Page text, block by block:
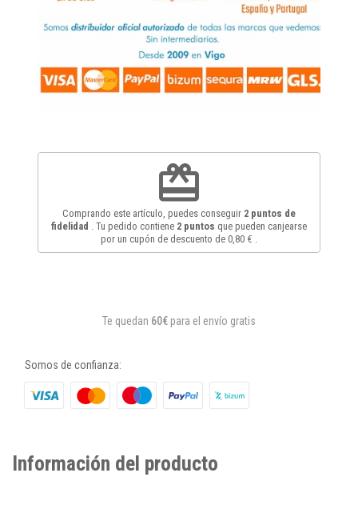
redeem
Comprando este artículo, puedes conseguir 2 puntos de
fidelidad
. Tu pedido contiene 2 puntos que pueden canjearse
por un cupón de descuento de 0,80 €
Te quedan 60€ para el envío gratis
Somos de confianza:
Información del producto